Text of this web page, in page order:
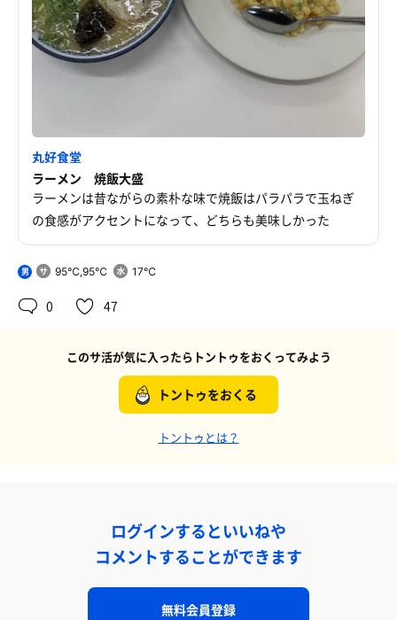
丸好食堂
ラーメン 焼飯大盛
ラーメンは昔ながらの素朴な味で焼飯はパラパラで玉ねぎ
の食感がアクセントになって、どちらも美味しかった
男 95℃,95℃ 17℃
0 47
このサ活が気に入ったらトントゥをおくってみよう
トントゥをおくる
トントゥとは？
ログインするといいねや
コメントすることができます
無料会員登録